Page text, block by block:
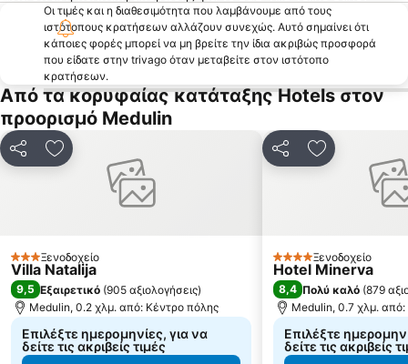
Οι τιμές και η διαθεσιμότητα που λαμβάνουμε από τους
ιστότοπους κρατήσεων αλλάζουν συνεχώς. Αυτό σημαίνει ότι
κάποιες φορές μπορεί να μη βρείτε την ίδια ακριβώς προσφορά
που είδατε στην trivago όταν μεταβείτε στον ιστότοπο
κρατήσεων.
Από τα κορυφαίας κατάταξης Hotels στον
προορισμό Medulin
ΚοινοποίησηΠροσθήκη στα αγαπημένα
3 ΑστέριαΞενοδοχείο
Villa Natalija
9,5 Εξαιρετικό (905 αξιολογήσεις)
Medulin, 0.2 χλμ. από: Κέντρο πόλης
Επιλέξτε ημερομηνίες, για να
δείτε τις ακριβείς τιμές
ΚοινοποίησηΠροσθήκη
4 ΑστέριαΞενοδοχείο
Hotel Minerva
8,4 Πολύ καλό (879
Medulin, 0.7 χλμ.
Επιλέξτε
δείτε τις ακριβείς